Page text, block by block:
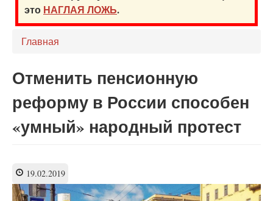
это НАГЛАЯ ЛОЖЬ.
Главная
Отменить пенсионную
реформу в России способен
«умный» народный протест
19.02.2019